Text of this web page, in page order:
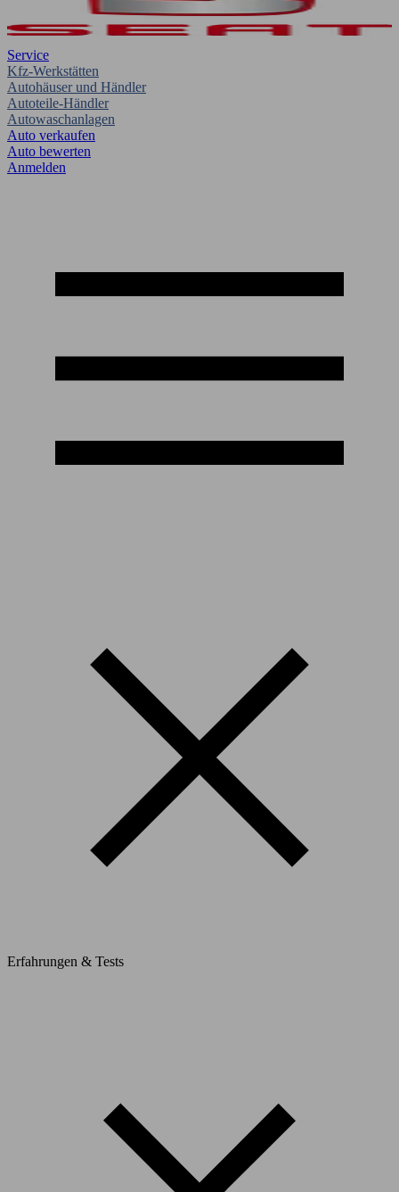
Service
Kfz-Werkstätten
Autohäuser und Händler
Autoteile-Händler
Autowaschanlagen
Auto verkaufen
Auto bewerten
Anmelden
Erfahrungen & Tests